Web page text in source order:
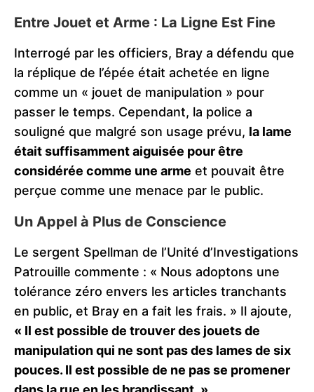
Entre Jouet et Arme : La Ligne Est Fine
Interrogé par les officiers, Bray a défendu que
la réplique de l’épée était achetée en ligne
comme un « jouet de manipulation » pour
passer le temps. Cependant, la police a
souligné que malgré son usage prévu, la lame
était suffisamment aiguisée pour être
considérée comme une arme et pouvait être
perçue comme une menace par le public.
Un Appel à Plus de Conscience
Le sergent Spellman de l’Unité d’Investigations
Patrouille commente : « Nous adoptons une
tolérance zéro envers les articles tranchants
en public, et Bray en a fait les frais. » Il ajoute,
« Il est possible de trouver des jouets de
manipulation qui ne sont pas des lames de six
pouces. Il est possible de ne pas se promener